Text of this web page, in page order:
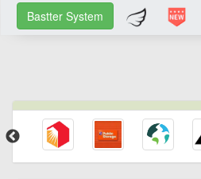
Bastter System